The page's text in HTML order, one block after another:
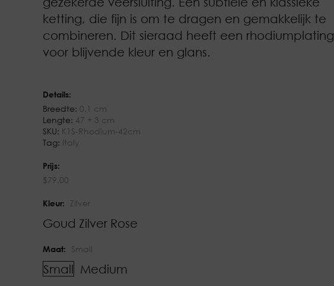
ketting, die fijn is om te dragen en gemakkelijk te
combineren. Dit sieraad heeft een rhodiumplating
voor blijvende kleur en glans.
Details:
Breedte: 0,1 cm
Lengte: 47 + 3 cm
SKU: K1S-Rhodium-42cm
Tag: Italy
Prijs:
$79.00
Kleur: Zilver
Goud Zilver Rose
Maat: Small
Small Medium